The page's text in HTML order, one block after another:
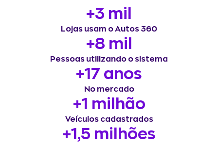
+3 mil
Lojas usam o Autos 360
+8 mil
Pessoas utilizando o sistema
+17 anos
No mercado
+1 milhão
Veículos cadastrados
+1,5 milhões